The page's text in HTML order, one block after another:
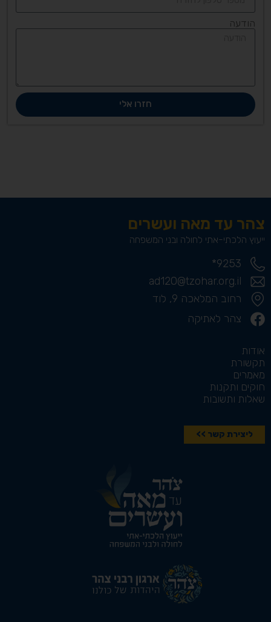
הודעה
חזרו אלי
צהר עד מאה ועשרים
ייעוץ הלכתי-אתי לחולה ובני המשפחה
9253*
ad120@tzohar.org.il
רחוב המלאכה 9, לוד
צהר לאתיקה
אודות
תקשורת
מאמרים
חוקים ותקנות
שאלות ותשובות
ליצירת קשר >>